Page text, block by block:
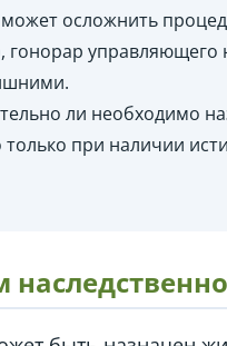
осложнить
управляющего
ли необходимо
при наличии